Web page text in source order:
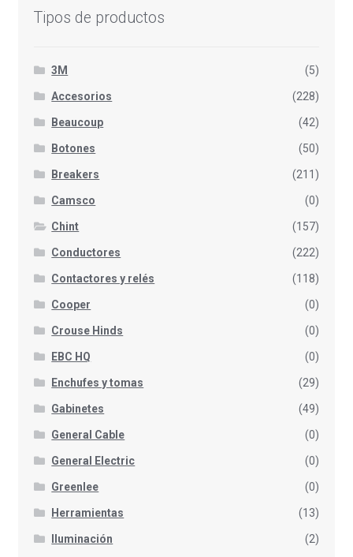
Tipos de productos
3M (5)
Accesorios (228)
Beaucoup (42)
Botones (50)
Breakers (211)
Camsco (0)
Chint (157)
Conductores (222)
Contactores y relés (118)
Cooper (0)
Crouse Hinds (0)
EBC HQ (0)
Enchufes y tomas (29)
Gabinetes (49)
General Cable (0)
General Electric (0)
Greenlee (0)
Herramientas (13)
Iluminación (2)